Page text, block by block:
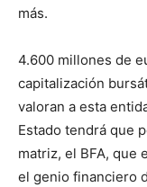
más.
4.600 millones de
capitalización
valoran a esta
Estado tendrá que
matriz, el BFA, que
el genio financiero